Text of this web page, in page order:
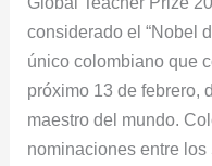
considerado el “Nobel
único colombiano que
próximo 13 de febrero,
maestro del mundo.
nominaciones entre
Dubái